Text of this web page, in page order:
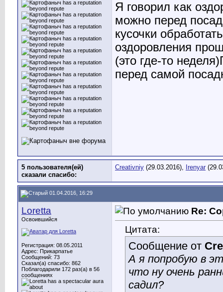
Я говорил как
можно перед
кусочки
оздоровления
(это где-то
перед самой
5 пользователя(ей)
сказали cпасибо:
Creativniy (29.03.2016), Irenyar
01.04.2016, 16:29
Loretta
Освоившийся
Регистрация: 08.05.2011
Адрес: Прикарпатье
Сообщений: 73
Сказал(а) спасибо: 862
Поблагодарили 172 раз(а) в 56
сообщениях
Re:
Цитата:
Сообщение от
А я попробую в
что ну очень
садил?